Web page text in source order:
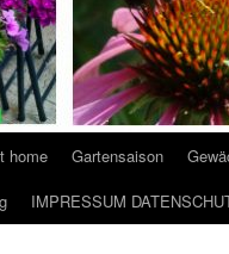
home Gartensaison
IMPRESSUM